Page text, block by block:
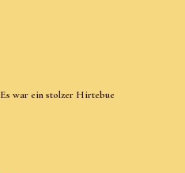
Es war ein stolzer Hirtebue